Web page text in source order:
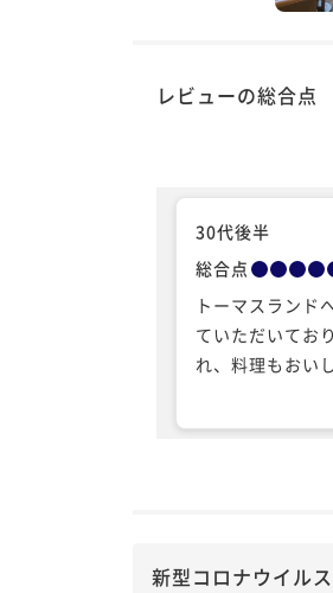
レビューの総合点
30代後半
総合点
トーマスランド
ていただいてお
れ、料理もおい
新型コロナウイル